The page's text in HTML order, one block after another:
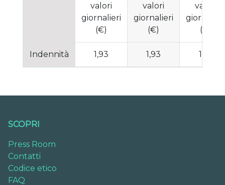
valori
giornalieri
(€)
valori
giornalieri
(€)
valori
giornalieri
(€)
Indennità 1,93 1,93 1,67
SCOPRI
Press Room
Contatti
Codice etico
FAQ